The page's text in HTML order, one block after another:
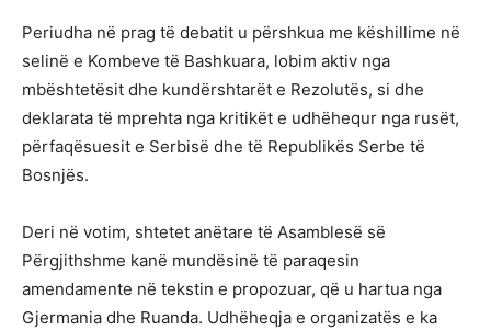
Periudha në prag të debatit u përshkua me këshillime në
selinë e Kombeve të Bashkuara, lobim aktiv nga
mbështetësit dhe kundërshtarët e Rezolutës, si dhe
deklarata të mprehta nga kritikët e udhëhequr nga rusët,
përfaqësuesit e Serbisë dhe të Republikës Serbe të
Bosnjës.
Deri në votim, shtetet anëtare të Asamblesë së
Përgjithshme kanë mundësinë të paraqesin
amendamente në tekstin e propozuar, që u hartua nga
Gjermania dhe Ruanda. Udhëheqja e organizatës e ka